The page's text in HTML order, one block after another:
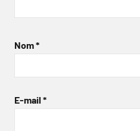
Nom*
E-mail *